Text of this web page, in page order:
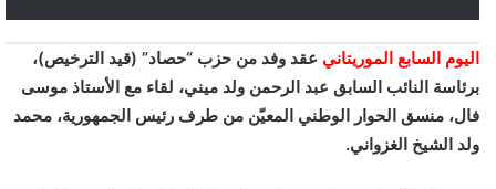
اليوم السابع الموريتاني عقد وفد من حزب “حصاد” (قيد الترخيص)،
برئاسة النائب السابق عبد الرحمن ولد ميني، لقاء مع الأستاذ موسى
فال، منسق الحوار الوطني المعيّن من طرف رئيس الجمهورية، محمد
ولد الشيخ الغزواني.